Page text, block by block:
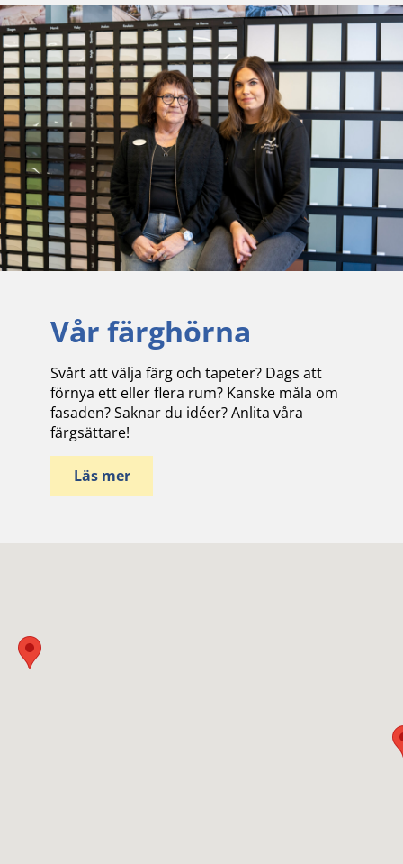
Vår färghörna
Svårt att välja färg och tapeter? Dags att
förnya ett eller flera rum? Kanske måla om
fasaden? Saknar du idéer? Anlita våra
färgsättare!
Läs mer